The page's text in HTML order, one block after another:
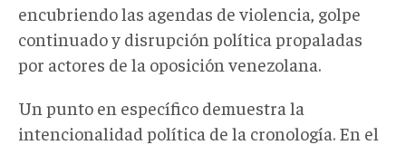
encubriendo las agendas de violencia, golpe
continuado y disrupción política propaladas
por actores de la oposición venezolana.
Un punto en específico demuestra la
intencionalidad política de la cronología. En el